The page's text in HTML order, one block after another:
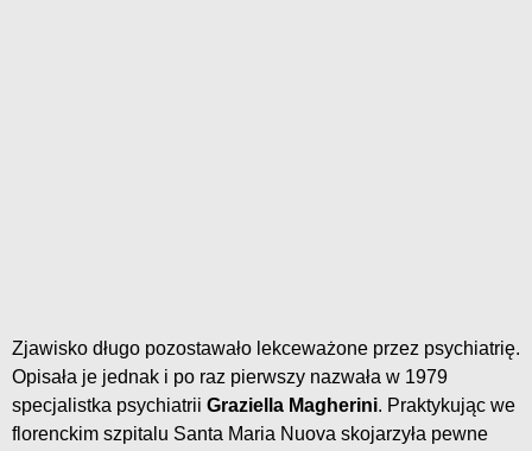
Zjawisko długo pozostawało lekceważone przez psychiatrię.
Opisała je jednak i po raz pierwszy nazwała w 1979
specjalistka psychiatrii Graziella Magherini. Praktykując we
florenckim szpitalu Santa Maria Nuova skojarzyła pewne